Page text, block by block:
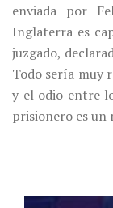
enviada por
Inglaterra es
juzgado,
Todo sería muy
y el odio entre
prisionero es un